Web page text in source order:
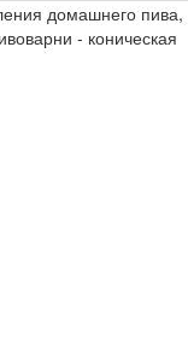
домашнего пива,
- коническая